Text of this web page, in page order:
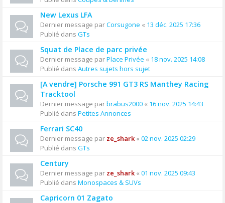
New Lexus LFA
Dernier message parCorsugone « 13 déc. 2025 17:36
Publié dans GTs
Squat de Place de parc privée
Dernier message parPlace Privée « 18 nov. 2025 14:08
Publié dans Autres sujets hors sujet
[A vendre] Porsche 991 GT3 RS Manthey Racing
Tracktool
Dernier message parbrabus2000 « 16 nov. 2025 14:43
Publié dans Petites Annonces
Ferrari SC40
Dernier message par ze_shark« 02 nov. 2025 02:29
Publié dans GTs
Century
Dernier message par ze_shark« 01 nov. 2025 09:43
Publié dans Monospaces & SUVs
Capricorn 01 Zagato